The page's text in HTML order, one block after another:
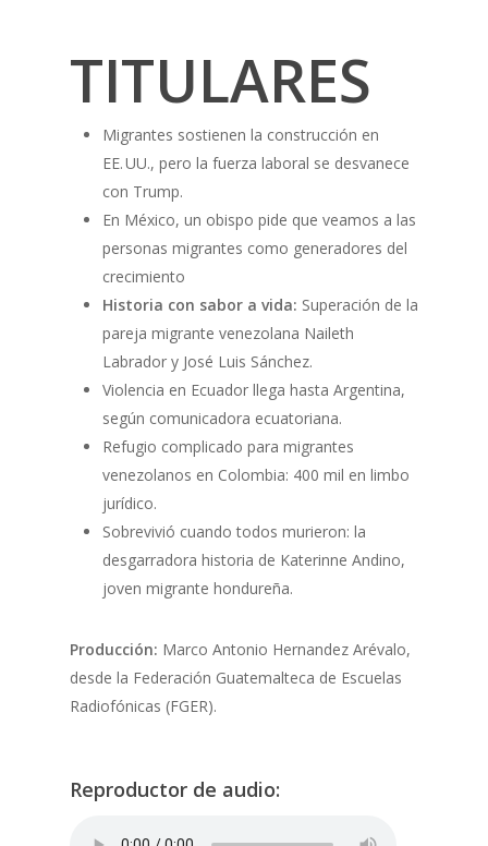
TITULARES
Migrantes sostienen la construcción en
EE. UU., pero la fuerza laboral se desvanece
con Trump.
En México, un obispo pide que veamos a las
personas migrantes como generadores del
crecimiento
Historia con sabor a vida: Superación de la
pareja migrante venezolana Naileth
Labrador y José Luis Sánchez.
Violencia en Ecuador llega hasta Argentina,
según comunicadora ecuatoriana.
Refugio complicado para migrantes
venezolanos en Colombia: 400 mil en limbo
jurídico.
Sobrevivió cuando todos murieron: la
desgarradora historia de Katerinne Andino,
joven migrante hondureña.
Producción: Marco Antonio Hernandez Arévalo,
desde la Federación Guatemalteca de Escuelas
Radiofónicas (FGER).
Reproductor de audio: